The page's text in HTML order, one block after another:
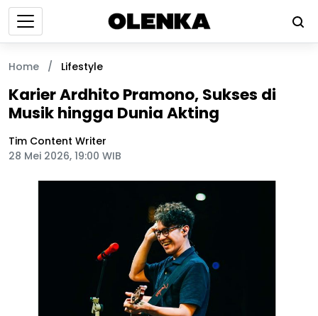
Home / Lifestyle
Karier Ardhito Pramono, Sukses di
Musik hingga Dunia Akting
Tim Content Writer
28 Mei 2026, 19:00 WIB